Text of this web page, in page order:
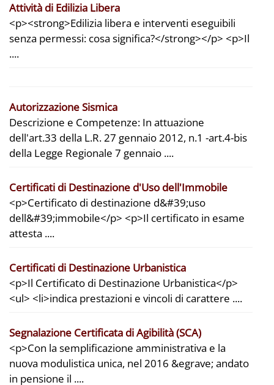
Attività di Edilizia Libera
<p><strong>Edilizia libera e interventi eseguibili
senza permessi: cosa significa?</strong></p> <p>Il
....
Autorizzazione Sismica
Descrizione e Competenze: In attuazione
dell'art.33 della L.R. 27 gennaio 2012, n.1 -art.4-bis
della Legge Regionale 7 gennaio ....
Certificati di Destinazione d'Uso dell'Immobile
<p>Certificato di destinazione d&#39;uso
dell&#39;immobile</p> <p>Il certificato in esame
attesta ....
Certificati di Destinazione Urbanistica
<p>Il Certificato di Destinazione Urbanistica</p>
<ul> <li>indica prestazioni e vincoli di carattere ....
Segnalazione Certificata di Agibilità (SCA)
<p>Con la semplificazione amministrativa e la
nuova modulistica unica, nel 2016 &egrave; andato
in pensione il ....